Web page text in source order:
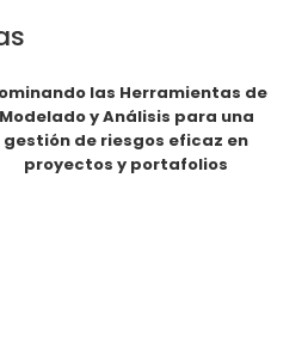
las Herramientas de
Modelado y Análisis para una
gestión de riesgos eficaz en
proyectos y portafolios